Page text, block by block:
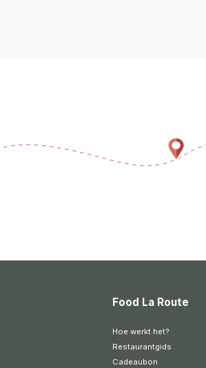
Food La Route
Hoe werkt het?
Restaurantgids
Cadeaubon